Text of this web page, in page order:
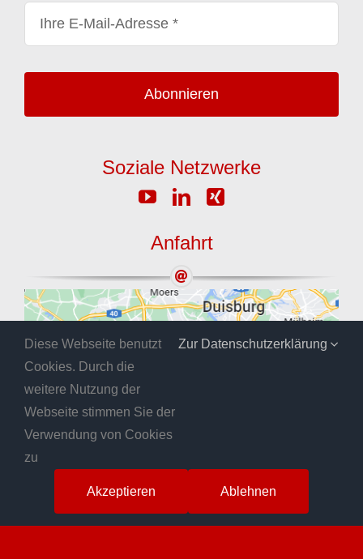
Abonnieren
Soziale Netzwerke
Anfahrt
Diese Webseite benutzt
Cookies. Durch die
weitere Nutzung der
Webseite stimmen Sie der
Verwendung von Cookies
zu
Zur Datenschutzerklärung
Akzeptieren Ablehnen